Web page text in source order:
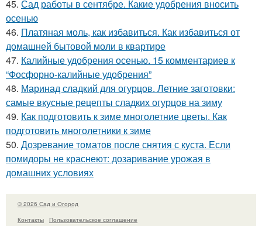
45. Сад работы в сентябре. Какие удобрения вносить
осенью
46. Платяная моль, как избавиться. Как избавиться от
домашней бытовой моли в квартире
47. Калийные удобрения осенью. 15 комментариев к
“Фосфорно-калийные удобрения”
48. Маринад сладкий для огурцов. Летние заготовки:
самые вкусные рецепты сладких огурцов на зиму
49. Как подготовить к зиме многолетние цветы. Как
подготовить многолетники к зиме
50. Дозревание томатов после снятия с куста. Если
помидоры не краснеют: дозаривание урожая в
домашних условиях
© 2026 Сад и Огород
Контакты
Пользовательское соглашение